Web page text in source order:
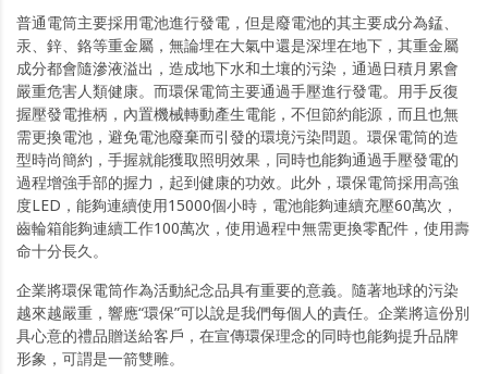
普通電筒主要採用電池進行發電，但是廢電池的其主要成分為錳、
汞、鋅、鉻等重金屬，無論埋在大氣中還是深埋在地下，其重金屬
成分都會隨滲液溢出，造成地下水和土壤的污染，通過日積月累會
嚴重危害人類健康。而環保電筒主要通過手壓進行發電。用手反復
握壓發電推柄，內置機械轉動產生電能，不但節約能源，而且也無
需更換電池，避免電池廢棄而引發的環境污染問題。環保電筒的造
型時尚簡約，手握就能獲取照明效果，同時也能夠通過手壓發電的
過程增強手部的握力，起到健康的功效。此外，環保電筒採用高強
度LED，能夠連續使用15000個小時，電池能夠連續充壓60萬次，
齒輪箱能夠連續工作100萬次，使用過程中無需更換零配件，使用壽
命十分長久。
企業將環保電筒作為活動紀念品具有重要的意義。隨著地球的污染
越來越嚴重，響應“環保”可以說是我們每個人的責任。企業將這份別
具心意的禮品贈送給客戶，在宣傳環保理念的同時也能夠提升品牌
形象，可謂是一箭雙雕。